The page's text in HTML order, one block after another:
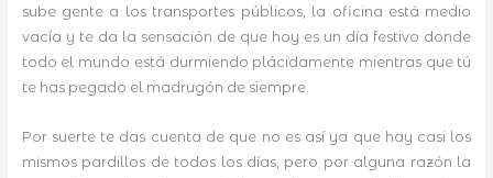
sube gente a los transportes públicos, la oficina está medio
vacía y te da la sensación de que hoy es un día festivo donde
todo el mundo está durmiendo plácidamente mientras que tú
te has pegado el madrugón de siempre.
Por suerte te das cuenta de que no es así ya que hay casi los
mismos pardillos de todos los días, pero por alguna razón la